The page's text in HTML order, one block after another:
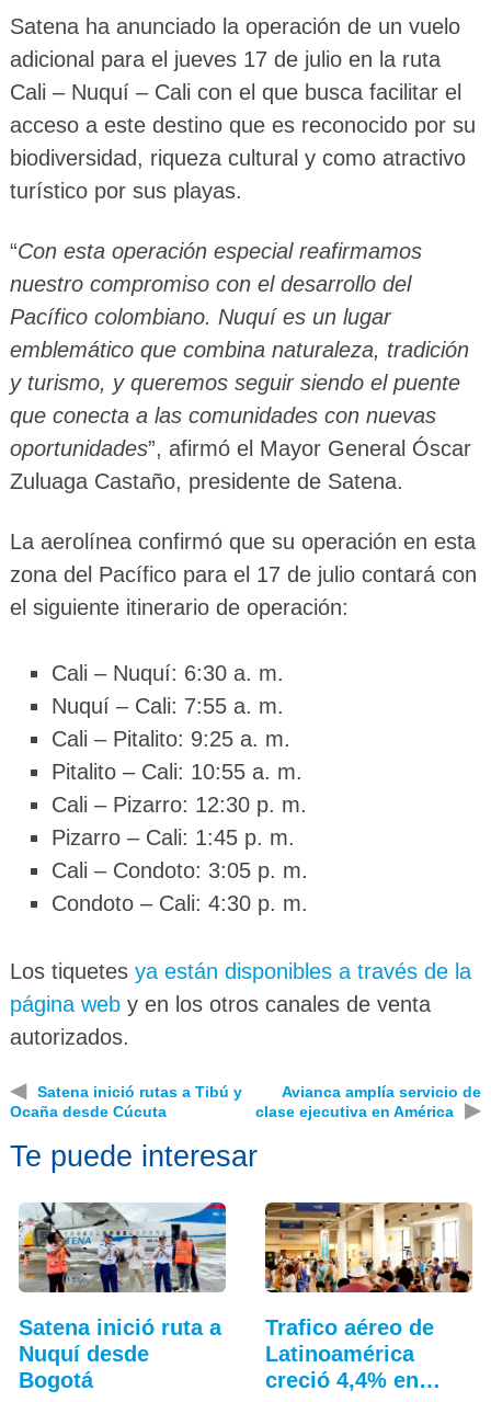
Satena ha anunciado la operación de un vuelo
adicional para el jueves 17 de julio en la ruta
Cali – Nuquí – Cali con el que busca facilitar el
acceso a este destino que es reconocido por su
biodiversidad, riqueza cultural y como atractivo
turístico por sus playas.
“Con esta operación especial reafirmamos
nuestro compromiso con el desarrollo del
Pacífico colombiano. Nuquí es un lugar
emblemático que combina naturaleza, tradición
y turismo, y queremos seguir siendo el puente
que conecta a las comunidades con nuevas
oportunidades”, afirmó el Mayor General Óscar
Zuluaga Castaño, presidente de Satena.
La aerolínea confirmó que su operación en esta
zona del Pacífico para el 17 de julio contará con
el siguiente itinerario de operación:
Cali – Nuquí: 6:30 a. m.
Nuquí – Cali: 7:55 a. m.
Cali – Pitalito: 9:25 a. m.
Pitalito – Cali: 10:55 a. m.
Cali – Pizarro: 12:30 p. m.
Pizarro – Cali: 1:45 p. m.
Cali – Condoto: 3:05 p. m.
Condoto – Cali: 4:30 p. m.
Los tiquetes ya están disponibles a través de la
página weby en los otros canales de venta
autorizados.
◀
Satena inició rutas a Tibú y
Ocaña desde Cúcuta
Avianca amplía servicio de
clase ejecutiva en América
▶
Te puede interesar
Satena inició ruta a
Nuquí desde
Bogotá
Trafico aéreo de
Latinoamérica
creció 4,4% en